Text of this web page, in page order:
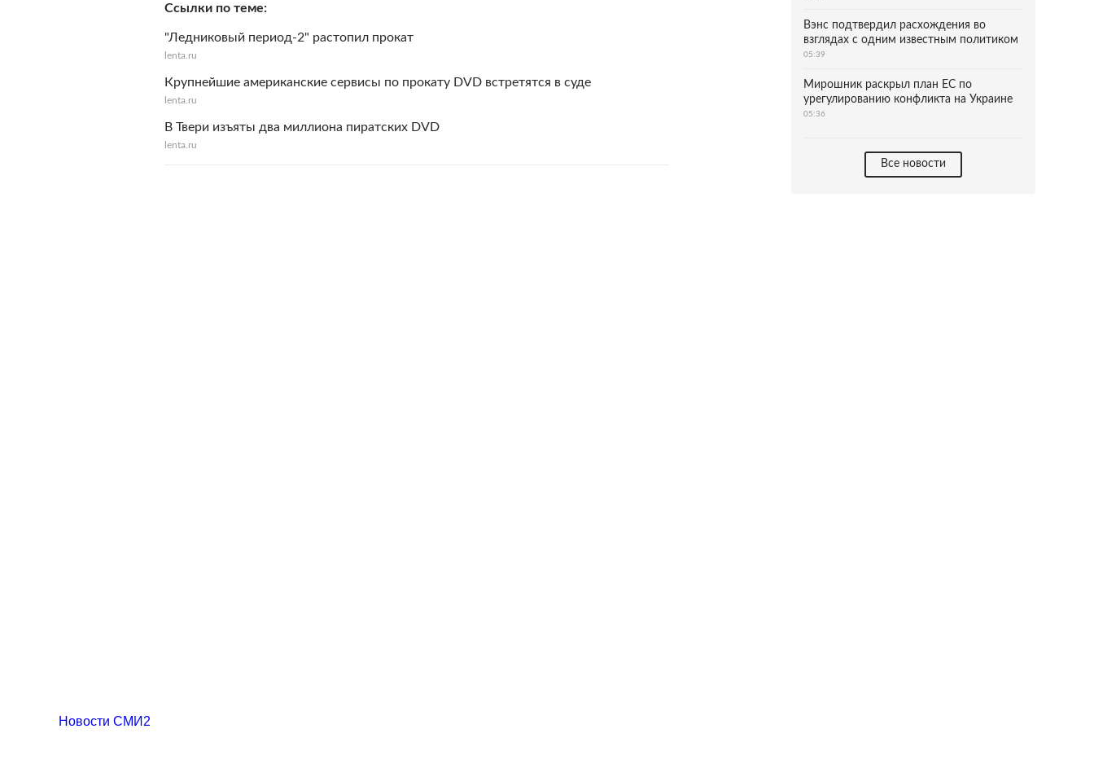
Ссылки по теме
"Ледниковый период-2" растопил прокат
lenta.ru
Крупнейшие американские сервисы по прокату DVD встретятся в суде
lenta.ru
В Твери изъяты два миллиона пиратских DVD
lenta.ru
Вэнс подтвердил расхождения во
взглядах с одним известным политиком
05:39
Мирошник раскрыл план ЕС по
урегулированию конфликта на Украине
05:36
Все новости
Новости СМИ2